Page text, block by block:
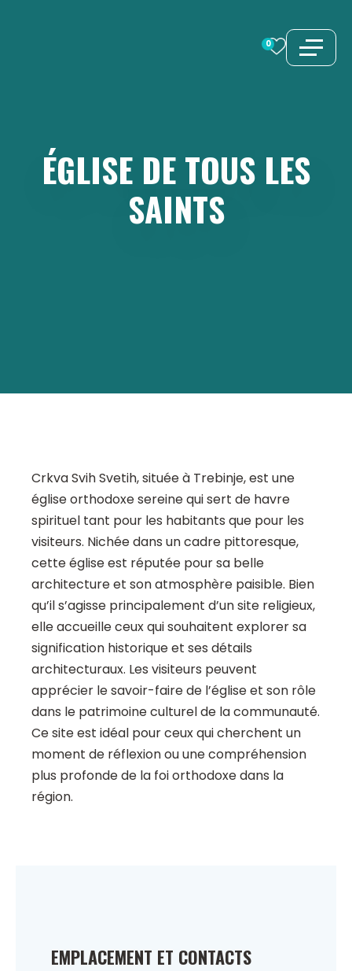
0
ÉGLISE DETOUS LES
SAINTS
Crkva Svih Svetih, située à Trebinje, est une
église orthodoxe sereine qui sert de havre
spirituel tant pour les habitants que pour les
visiteurs. Nichée dans un cadre pittoresque,
cette église est réputée pour sa belle
architecture et son atmosphère paisible. Bien
qu’il s’agisse principalement d’un site religieux,
elle accueille ceux qui souhaitent explorer sa
signification historique et ses détails
architecturaux. Les visiteurs peuvent
apprécier le savoir-faire de l’église et son rôle
dans le patrimoine culturel de la communauté.
Ce site est idéal pour ceux qui cherchent un
moment de réflexion ou une compréhension
plus profonde de la foi orthodoxe dans la
région.
EMPLACEMENT ET CONTACTS